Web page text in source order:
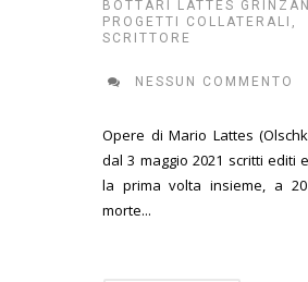
BOTTARI LATTES
PROGETTI COLLATERALI ,
SCRITTORE
NESSUN COMMENTO
Opere di Mario Lattes
dal 3 maggio 2021 scritti editi
la prima volta insieme, a
morte...